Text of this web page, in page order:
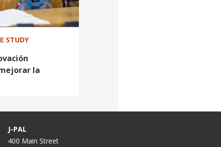
STUDY
la
J-PAL
400 Main Street